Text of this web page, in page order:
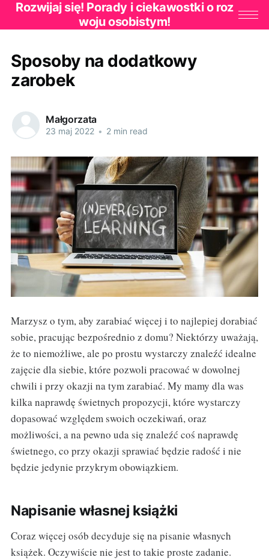
Rozwijaj się! Porady i ciekawostki o roz
woju osobistym!
Sposoby na dodatkowy
zarobek
Małgorzata
23 maj 2022 • 2 min read
Marzysz o tym, aby zarabiać więcej i to najlepiej dorabiać
sobie, pracując bezpośrednio z domu? Niektórzy uważają,
że to niemożliwe, ale po prostu wystarczy znaleźć idealne
zajęcie dla siebie, które pozwoli pracować w dowolnej
chwili i przy okazji na tym zarabiać. My mamy dla was
kilka naprawdę świetnych propozycji, które wystarczy
dopasować względem swoich oczekiwań, oraz
możliwości, a na pewno uda się znaleźć coś naprawdę
świetnego, co przy okazji sprawiać będzie radość i nie
będzie jedynie przykrym obowiązkiem.
Napisanie własnej książki
Coraz więcej osób decyduje się na pisanie własnych
książek. Oczywiście nie jest to takie proste zadanie.